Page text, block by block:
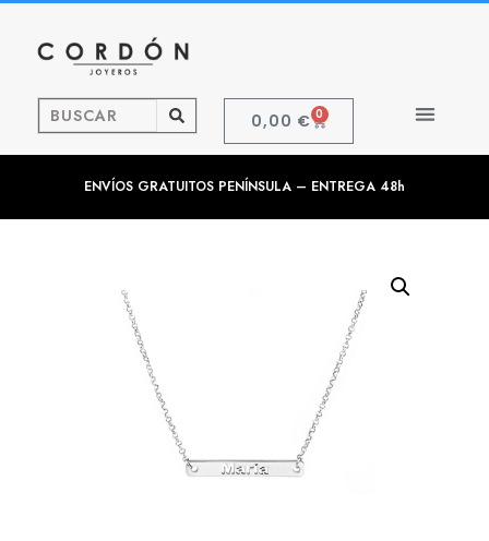
0,00 € 0
ENVÍOS GRATUITOS PENÍNSULA – ENTREGA 48h